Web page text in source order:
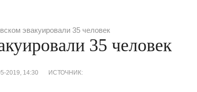
эвакуировали 35 человек
35 человек
2019, 14:30 ИСТОЧНИК: